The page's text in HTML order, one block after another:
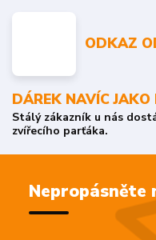
ODKAZ
DÁREK NAVÍC
Stálý zákazník u nás
zvířecího parťáka.
Nepropásněte